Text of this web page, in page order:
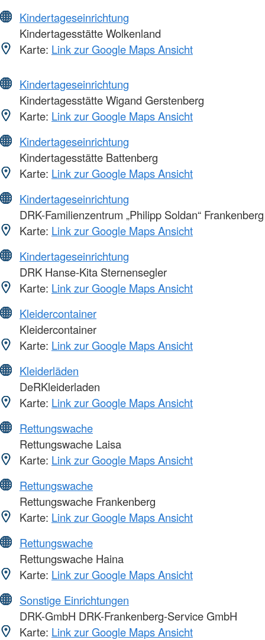
Kindertageseinrichtung
Kindertagesstätte Wolkenland
Karte: Link zur Google Maps Ansicht
Kindertageseinrichtung
Kindertagesstätte Wigand Gerstenberg
Karte: Link zur Google Maps Ansicht
Kindertageseinrichtung
Kindertagesstätte Battenberg
Karte: Link zur Google Maps Ansicht
Kindertageseinrichtung
DRK-Familienzentrum „Philipp Soldan“ Frankenberg
Karte: Link zur Google Maps Ansicht
Kindertageseinrichtung
DRK Hanse-Kita Sternensegler
Karte: Link zur Google Maps Ansicht
Kleidercontainer
Kleidercontainer
Karte: Link zur Google Maps Ansicht
Kleiderläden
DeRKleiderladen
Karte: Link zur Google Maps Ansicht
Rettungswache
Rettungswache Laisa
Karte: Link zur Google Maps Ansicht
Rettungswache
Rettungswache Frankenberg
Karte: Link zur Google Maps Ansicht
Rettungswache
Rettungswache Haina
Karte: Link zur Google Maps Ansicht
Sonstige Einrichtungen
DRK-GmbH DRK-Frankenberg-Service GmbH
Karte: Link zur Google Maps Ansicht